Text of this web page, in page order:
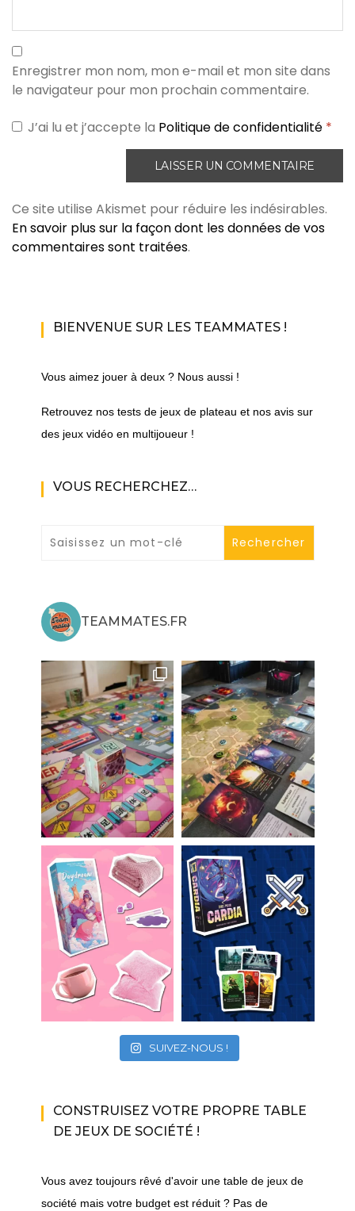
Enregistrer mon nom, mon e-mail et mon site dans
le navigateur pour mon prochain commentaire.
J’ai lu et j’accepte la Politique de confidentialité *
Ce site utilise Akismet pour réduire les indésirables.
En savoir plus sur la façon dont les données de vos
commentaires sont traitées.
BIENVENUE SUR LES TEAMMATES !
Vous aimez jouer à deux ? Nous aussi !
Retrouvez nos tests de jeux de plateau et nos avis sur
des jeux vidéo en multijoueur !
VOUS RECHERCHEZ…
TEAMMATES.FR
SUIVEZ-NOUS !
CONSTRUISEZ VOTRE PROPRE TABLE
DE JEUX DE SOCIÉTÉ !
Vous avez toujours rêvé d'avoir une table de jeux de
société mais votre budget est réduit ? Pas de